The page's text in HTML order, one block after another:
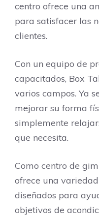
centro ofrece una
para satisfacer las
clientes.
Con un equipo de
capacitados, Box
varios campos. Ya
mejorar su forma
simplemente
que necesita.
Como centro de
ofrece una
diseñados para
objetivos de